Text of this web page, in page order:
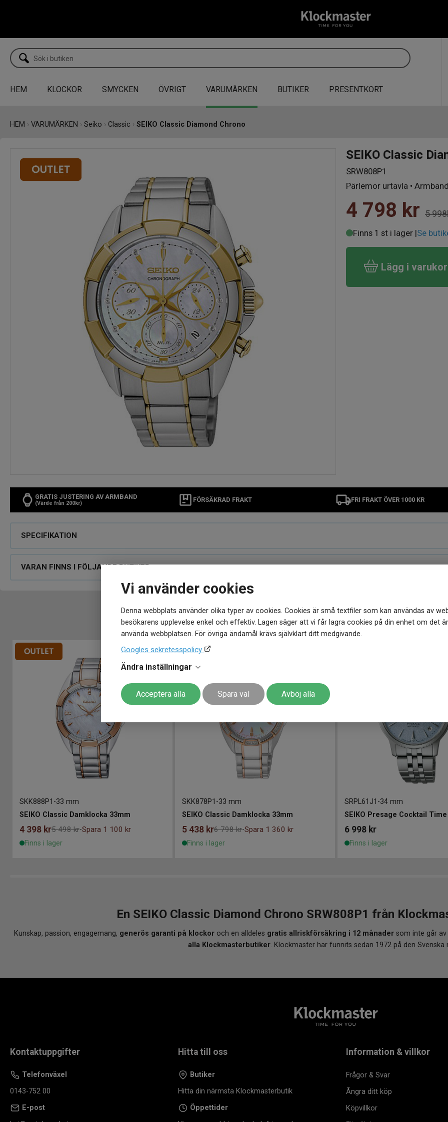
Vi använder cookies
Denna webbplats använder olika typer av cookies. Cookies är små textfiler som kan användas av
besökarens upplevelse enkel och effektiv. Lagen säger att vi får lagra cookies på din enhet om det
använda webbplatsen. För övriga ändamål krävs självklart ditt medgivande.
Googles sekretesspolicy
Ändra inställningar
Acceptera alla Spara val Avböj alla
HEM KLOCKOR SMYCKEN ÖVRIGT VARUMÄRKEN BUTIKER PRESENTKORT
HEM › VARUMÄRKEN › Seiko › Classic › SEIKO Classic Diamond Chrono
SEIKO Classic
SRW808P1
Pärlemor urtavla •
4 798 kr 5
Finns 1 st i lager |Se
Lägg i
GRATIS JUSTERING AV ARMBAND
(Värde från 200kr) FÖRSÄKRAD FRAKT FRI FRAKT ÖVER 1000 KR
SPECIFIKATION
VARAN FINNS I FÖLJANDE BUTIKER
MER FRÅN SAMMA VARUMÄRKE
SKK888P1 -33 mm
SEIKO Classic Damklocka 33mm
4 398 kr5 498 kr-Spara 1 100 kr
Finns i lager
SKK878P1 -33 mm
SEIKO Classic Damklocka 33mm
5 438 kr6 798 kr-Spara 1 360 kr
Finns i lager
SRPL61J1 -34 mm
SEIKO Presage Cocktail
6 998 kr
Finns i lager
En SEIKO Classic Diamond Chrono SRW808P1 från
Kunskap, passion, engagemang, generös garanti på klockor och en alldeles gratis allriskförsäkring i 12 månader som inte går
alla Klockmasterbutiker. Klockmaster har funnits sedan 1972 på den Svenska
Kontaktuppgifter
Telefonväxel
0143-752 00
E-post
Hitta till oss
Butiker
Hitta din närmsta Klockmasterbutik
Öppettider
Information & villkor
Frågor & Svar
Ångra ditt köp
Köpvillkor